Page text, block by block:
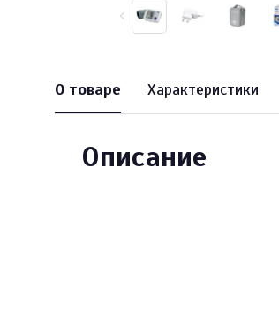
О товаре Характеристики
Описание